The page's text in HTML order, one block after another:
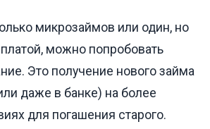
микрозаймов или один, но
можно попробовать
Это получение нового займа
даже в банке) на более
для погашения старого.